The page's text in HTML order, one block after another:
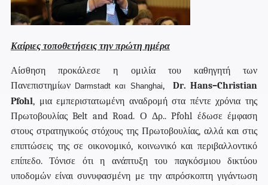
Καίριες τοποθετήσεις την πρώτη ημέρα
Αίσθηση προκάλεσε η ομιλία του καθηγητή των
Πανεπιστημίων Darmstadt και Shanghai, Dr.Hans–Christian
Pfohl, μια εμπεριστατωμένη αναδρομή στα πέντε χρόνια της
ΠρωτοβουλίαςBelt andRoad. Ο Δρ..Pfohl έδωσε έμφαση
στους στρατηγικούς στόχους της Πρωτοβουλίας, αλλά και στις
επιπτώσεις της σε οικονομικό, κοινωνικό και περιβαλλοντικό
επίπεδο. Τόνισε ότι η ανάπτυξη του παγκόσμιου δικτύου
υποδομών είναι συνυφασμένη με την απρόσκοπτη γιγάντωση